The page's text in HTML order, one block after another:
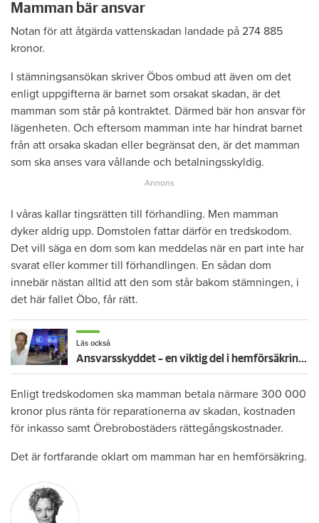
Mamman bär ansvar
Notan för att åtgärda vattenskadan landade på 274 885
kronor.
I stämningsansökan skriver Öbos ombud att även om det
enligt uppgifterna är barnet som orsakat skadan, är det
mamman som står på kontraktet. Därmed bär hon ansvar för
lägenheten. Och eftersom mamman inte har hindrat barnet
från att orsaka skadan eller begränsat den, är det mamman
som ska anses vara vållande och betalningsskyldig.
I våras kallar tingsrätten till förhandling. Men mamman
dyker aldrig upp. Domstolen fattar därför en tredskodom.
Det vill säga en dom som kan meddelas när en part inte har
svarat eller kommer till förhandlingen. En sådan dom
innebär nästan alltid att den som står bakom stämningen, i
det här fallet Öbo, får rätt.
Läs också
Ansvarsskyddet – en viktig del i hemförsäkringen
Enligt tredskodomen ska mamman betala närmare 300 000
kronor plus ränta för reparationerna av skadan, kostnaden
för inkasso samt Örebrobostäders rättegångskostnader.
Det är fortfarande oklart om mamman har en hemförsäkring.